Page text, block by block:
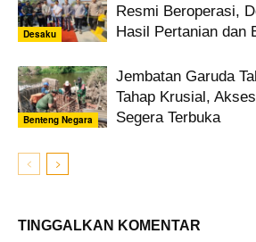
Desaku
Resmi Beroperasi,
Hasil Pertanian dan
Benteng Negara
Jembatan Garuda
Tahap Krusial,
Segera Terbuka
TINGGALKAN KOMENTAR